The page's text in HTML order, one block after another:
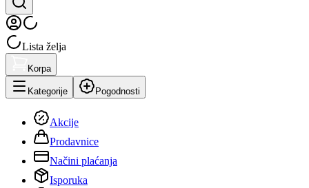
Lista želja
Korpa
Kategorije Pogodnosti
Akcije
Prodavnice
Načini plaćanja
Isporuka